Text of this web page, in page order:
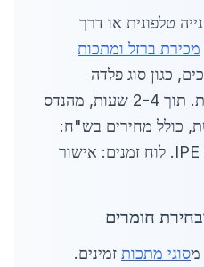
טלפונית או דרך
מכירת ברזל ומתכות
כגון סוג פלדה
(פרופילים, צינורות) וכמות. תוך 2-4 שעות, מהנדס
כולל מחירים בש"ח:
5,000 ש"ח לטון פרופיל IPE. לוח זמנים: אישור
מסוגי מתכות זמינים.